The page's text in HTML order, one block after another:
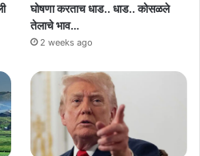
घोषणा करताच धाड.. धाड.. कोसळले
तेलाचे भाव…
2 weeks ago